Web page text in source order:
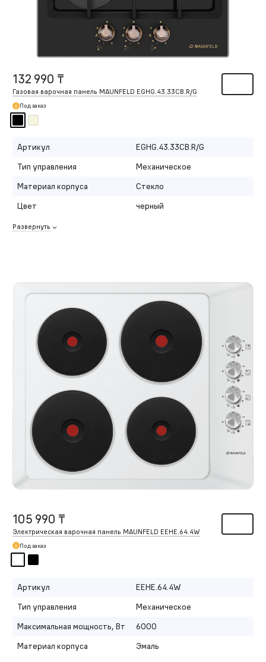
132 990 ₸
Газовая варочная панель MAUNFELD EGHG.43.33CB.R/G
Под заказ
Артикул
EGHG.43.33CB.R/G
Тип управления
Механическое
Материал корпуса
Стекло
Цвет
черный
Развернуть
105 990 ₸
Электрическая варочная панель MAUNFELD EEHE.64.4W
Под заказ
Артикул
EEHE.64.4W
Тип управления
Механическое
Максимальная мощность, Вт
6000
Материал корпуса
Эмаль